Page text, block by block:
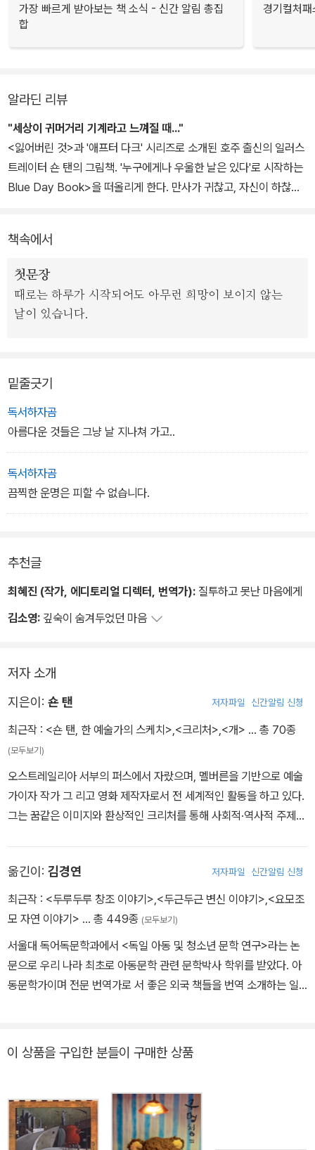
가장 빠르게 받아보는 책 소식 - 신간 알림 총집
합
경기컬처
알라딘 리뷰
"세상이 귀머거리 기계라고 느껴질 때..."
<잃어버린 것>과 '애프터 다크' 시리즈로 소개된 호주 출신의 일러스
트레이터 숀 탠의 그림책. '누구에게나 우울한 날은 있다'로 시작하는
Blue Day Book>을 떠올리게 한다. 만사가 귀찮고, 자신이 하찮게
단 한 번이라도 있는 사람이라면, 이 책의 첫구절이 절절하게 이해된
다. "때로는 하루가 시작되어도 아무런 희망이 보이지 않는 날이 있습
니다. 모든 것이 점점 나빠지기만 합니다." 온통 어둠이 우리의 삶을
덮는 것 같지만, 그림 곳곳에 숨어있는 빨간 나뭇잎처럼 희망이 있음
만 희망 없이는 단 하루도 살 수 없다. 그림 속 여자는 마지막 페이지
에서 비로소 웃는다. 대책없는 날이 더 많지만 살다보면 언젠간 행복
해질지도 모른다는 실낱같은 희망을 본 것. 콜라주 기법을 사용한 일
보는 느낌. 글을 억제했기에 그림이 주는 여운이 더욱 오래 지속된다.
- 류화선 (2002-10-29)
책속에서
첫문장
때로는 하루가 시작되어도 아무런 희망이 보이지 않는
날이 있습니다.
밑줄긋기
독서하자곰
아름다운 것들은 그냥 날 지나쳐 가고..
독서하자곰
끔찍한 운명은 피할 수 없습니다.
추천글
최혜진 (작가, 에디토리얼 디렉터, 번역가): 질투하고 못난 마음에게
김소영: 깊숙이 숨겨두었던 마음
저자 소개
지은이: 숀 탠 저자파일 신간알림 신청
최근작 : <숀 탠, 한 예술가의 스케치>,<크리처>,<개> … 총 70종
(모두보기)
오스트레일리아 서부의 퍼스에서 자랐으며, 멜버른을 기반으로 예술
가이자 작가 그 리고 영화 제작자로서 전 세계적인 활동을 하고 있다.
그는 꿈같은 이미지와 환상적인 크리처를 통해 사회적·역사적 주제를
은 단편 애니메이션 <잃어버린 것 The Lost Thing>으로 ‘아카데미
상’을 수상했으며, 이른바 ‘아동청소년문학계의 노벨상’이라 불리는
스웨덴의 ‘아스트리드 린드그렌 기념상’과 영국 최고의 그림책 상인
『잃어버린 것』 『이너 시티 이야기』 『먼 곳에서 온 이야기들』 『매미』
『여름의 규칙』 『뼈들이 노래한다』 등이 있다. 현재 그는 호주 멜버른
에서 아내, 두 자녀, 개 한 마리, 앵무새 한 마리, 물고기 몇 마리, 대벌
옮긴이: 김경연 저자파일 신간알림 신청
최근작 : <두루두루 창조 이야기>,<두근두근 변신 이야기>,<요모조
모 자연 이야기> … 총 449종 (모두보기)
서울대 독어독문학과에서 <독일 아동 및 청소년 문학 연구>라는 논
문으로 우리 나라 최초로 아동문학 관련 문학박사 학위를 받았다. 아
동문학가이며 전문 번역가로 서 좋은 외국 책들을 번역 소개하는 일
《괴테가 한 아이와 주고받은 편지》 《프란츠 이야기 시리즈》 《완역 그
이 상품을 구입한 분들이 구매한 상품